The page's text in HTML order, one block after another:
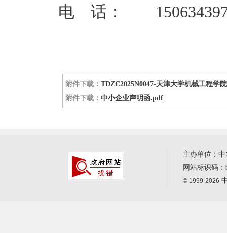
电 话： 15063439730
附件下载： TDZC2025N0047-天津大学机械工程学
附件下载： 中小企业声明函.pdf
主办单位：
网站标识码：
© 1999-2026